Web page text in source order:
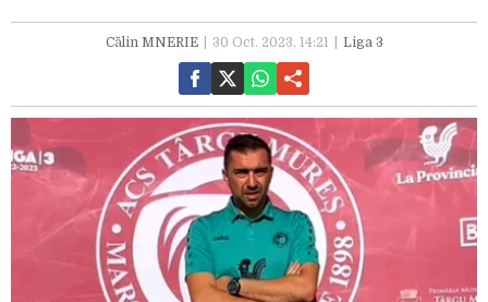
Călin MNERIE 30 Oct. 2023, 14:21 Liga 3